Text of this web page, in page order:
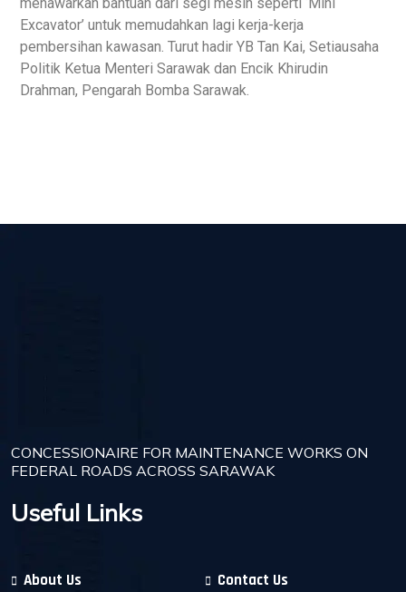
Excavator’ untuk memudahkan lagi kerja-kerja
pembersihan kawasan. Turut hadir YB Tan Kai, Setiausaha
Politik Ketua Menteri Sarawak dan Encik Khirudin
Drahman, Pengarah Bomba Sarawak.
CONCESSIONAIRE FOR MAINTENANCE WORKS ON
FEDERAL ROADS ACROSS SARAWAK
Useful Links
About Us
Contact Us